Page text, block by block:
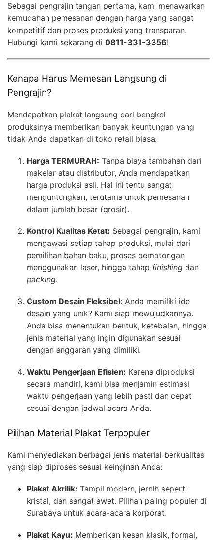
Sebagai pengrajin tangan pertama, kami menawarkan
kemudahan pemesanan dengan harga yang sangat
kompetitif dan proses produksi yang transparan.
Hubungi kami sekarang di 0811-331-3356!
Kenapa Harus Memesan Langsung di
Pengrajin?
Mendapatkan plakat langsung dari bengkel
produksinya memberikan banyak keuntungan yang
tidak Anda dapatkan di toko retail biasa:
Harga TERMURAH: Tanpa biaya tambahan dari
makelar atau distributor, Anda mendapatkan
harga produksi asli. Hal ini tentu sangat
menguntungkan, terutama untuk pemesanan
dalam jumlah besar (grosir).
Kontrol Kualitas Ketat: Sebagai pengrajin, kami
mengawasi setiap tahap produksi, mulai dari
pemilihan bahan baku, proses pemotongan
menggunakan laser, hingga tahap finishing dan
packing.
Custom Desain Fleksibel: Anda memiliki ide
desain yang unik? Kami siap mewujudkannya.
Anda bisa menentukan bentuk, ketebalan, hingga
jenis material yang ingin digunakan sesuai
dengan anggaran yang dimiliki.
Waktu Pengerjaan Efisien: Karena diproduksi
secara mandiri, kami bisa menjamin estimasi
waktu pengerjaan yang lebih pasti dan cepat
sesuai dengan jadwal acara Anda.
Pilihan Material Plakat Terpopuler
Kami menyediakan berbagai jenis material berkualitas
yang siap diproses sesuai keinginan Anda:
Plakat Akrilik: Tampil modern, jernih seperti
kristal, dan sangat awet. Pilihan paling populer di
Surabaya untuk acara-acara korporat.
Plakat Kayu: Memberikan kesan klasik, formal,